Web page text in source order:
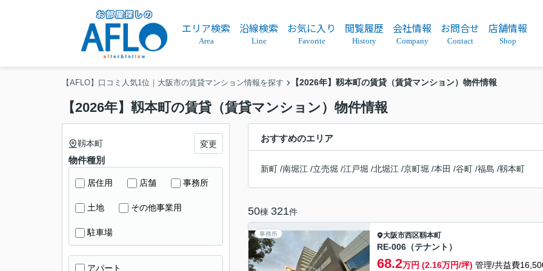
エリア検索
Area
沿線検索
Line
お気に入り
Favorite
閲覧履歴
History
会社情報
Company
お問合せ
Contact
店舗情報
Shop
【AFLO】口コミ人気1位｜大阪市の賃貸マンション情報を探す 【2026年】靱本町の賃貸（賃貸マンション）物件情報
【2026年】靱本町の賃貸（賃貸マンション）物件情報
おすすめのエリア
新町 /南堀江 /立売堀 /江戸堀 /北堀江 /京町堀 /本田 /谷町 /福島 /靱本町
50棟 321件
事務所 大阪市西区靱本町
RE-006（テナント）
68.2万円 (2.16万円/坪) 管理/共益費
靱本町 変更
物件種別
居住用 店舗 事務所
土地 その他事業用
駐車場
アパート